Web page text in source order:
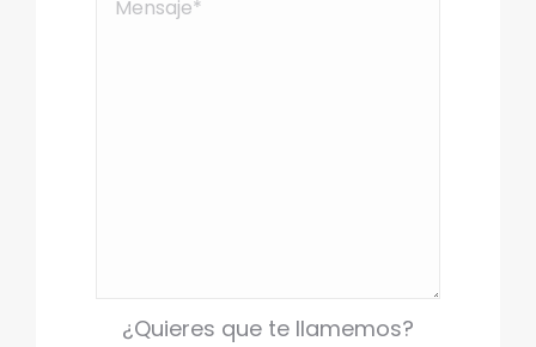
¿Quieres que te llamemos?